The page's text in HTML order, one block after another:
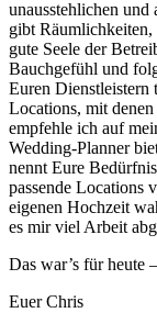
unausstehlichen und
gibt
gute Seele der
Bauchgefühl und
Euren Dienstleistern
Locations, mit
empfehle ich auf
Wedding-Planner
nennt Eure
passende Locations
eigenen Hochzeit
es mir viel Arbeit
Das war’s für heute
Euer Chris